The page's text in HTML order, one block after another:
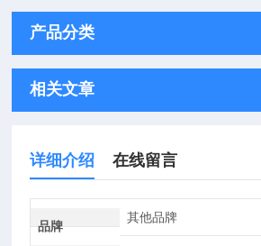
产品分类
相关文章
详细介绍 在线留言
品牌
其他品牌